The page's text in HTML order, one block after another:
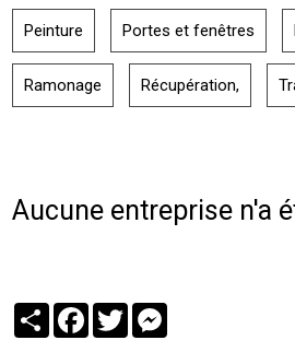
Peinture Portes et fenêtres
Ramonage Récupération,
Aucune entreprise n'a
PartagerFacebook
Twitter